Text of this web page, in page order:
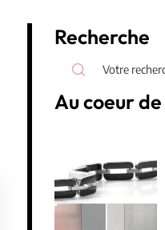
Recherche
Au coeur